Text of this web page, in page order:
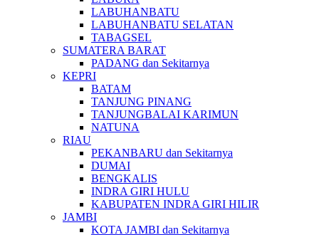
LABUHANBATU
LABUHANBATU SELATAN
TABAGSEL
SUMATERA BARAT
PADANG dan Sekitarnya
KEPRI
BATAM
TANJUNG PINANG
TANJUNGBALAI KARIMUN
NATUNA
RIAU
PEKANBARU dan Sekitarnya
DUMAI
BENGKALIS
INDRA GIRI HULU
KABUPATEN INDRA GIRI HILIR
JAMBI
KOTA JAMBI dan Sekitarnya